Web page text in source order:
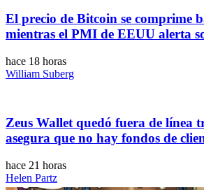
El precio de Bitcoin se comprime
mientras el PMI de EEUU alerta
hace 18 horas
William Suberg
Zeus Wallet quedó fuera de línea
asegura que no hay fondos de
hace 21 horas
Helen Partz